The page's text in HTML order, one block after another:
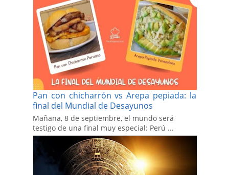
Pan con chicharrón vs Arepa pepiada: la
final del Mundial de Desayunos
Mañana, 8 de septiembre, el mundo será
testigo de una final muy especial: Perú ...